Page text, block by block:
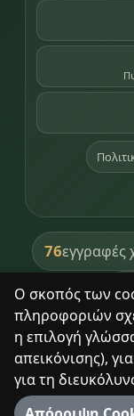
Ο σκοπός των
πληροφοριών
η επιλογή
απεικόνισης),
για τη
76εγγραφές
8
Με σεβασμό